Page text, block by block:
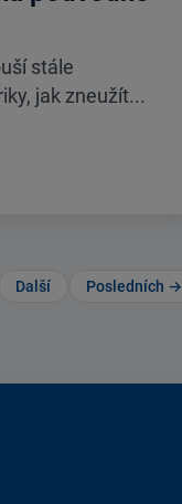
stále
jak zneužít...
Další Posledních →